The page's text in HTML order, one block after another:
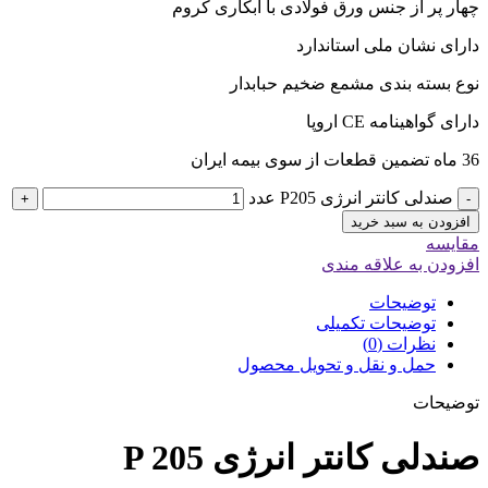
چهار پر از جنس ورق فولادی با آبکاری کروم
دارای نشان ملی استاندارد
نوع بسته بندی مشمع ضخیم حبابدار
دارای گواهینامه CE اروپا
36 ماه تضمین قطعات از سوی بیمه ایران
- صندلی کانتر انرژی P205 عدد
+
افزودن به سبد خرید
مقایسه
افزودن به علاقه مندی
توضیحات
توضیحات تکمیلی
نظرات (0)
حمل و نقل و تحویل محصول
توضیحات
صندلی کانتر انرژی P 205